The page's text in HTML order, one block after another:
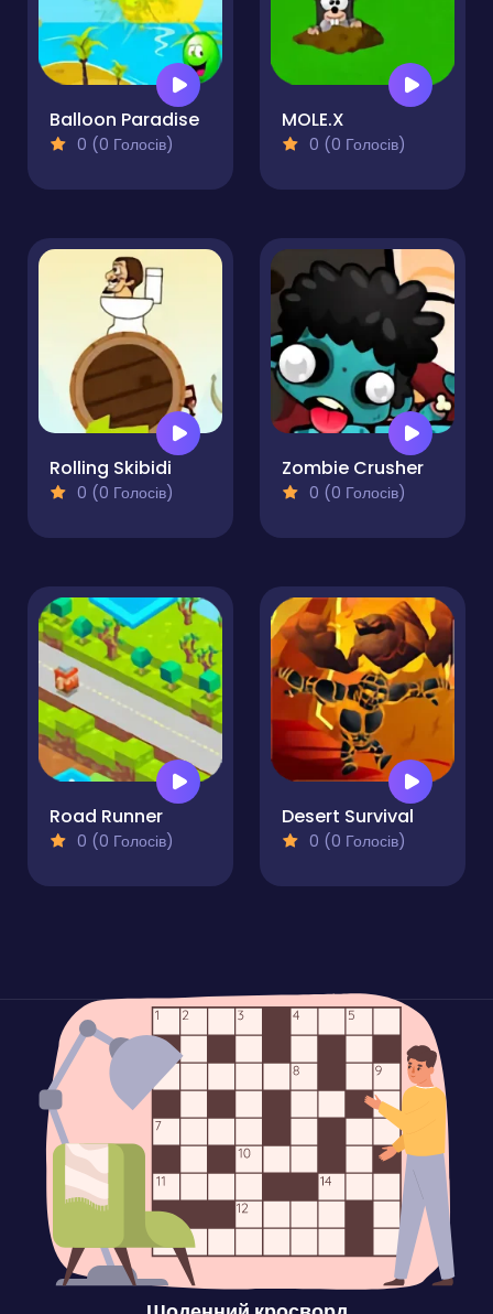
Balloon Paradise
0 (0 Голосів)
MOLE.X
0 (0 Голосів)
Rolling Skibidi
0 (0 Голосів)
Zombie Crusher
0 (0 Голосів)
Road Runner
0 (0 Голосів)
Desert Survival
0 (0 Голосів)